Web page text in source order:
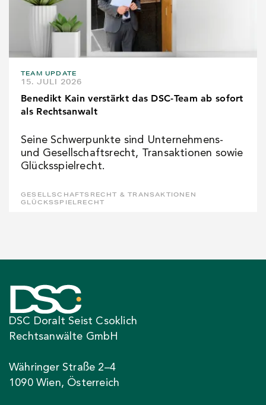
TEAM UPDATE
15. JULI 2026
Benedikt Kain verstärkt das DSC-Team ab sofort
als Rechtsanwalt
Seine Schwerpunkte sind Unternehmens-
und Gesellschaftsrecht, Transaktionen sowie
Glücksspielrecht.
GESELLSCHAFTSRECHT & TRANSAKTIONEN
GLÜCKSSPIELRECHT
DSC Doralt Seist Csoklich
Rechtsanwälte GmbH
Währinger Straße 2–4
1090 Wien, Österreich